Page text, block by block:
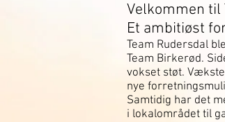
Velkommen til
Et ambitiøst
Team Rudersdal
Team Birkerød.
vokset støt.
nye
Samtidig har det
i lokalområdet til